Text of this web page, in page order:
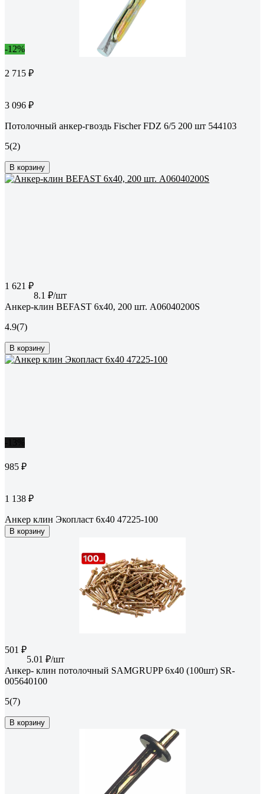
-12%
2 715 ₽
3 096 ₽
Потолочный анкер-гвоздь Fischer FDZ 6/5 200 шт 544103
5(2)
В корзину
1 621 ₽
8.1 ₽/шт
Анкер-клин BEFAST 6x40, 200 шт. А06040200S
4.9(7)
В корзину
985 ₽
1 138 ₽
Анкер клин Экопласт 6х40 47225-100
В корзину
501 ₽
5.01 ₽/шт
Анкер- клин потолочный SAMGRUPP 6х40 (100шт) SR-
005640100
5(7)
В корзину